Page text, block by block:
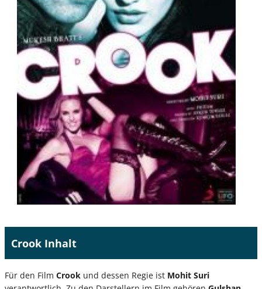
Crook Inhalt
Für den Film Crook und dessen Regie ist Mohit Suri